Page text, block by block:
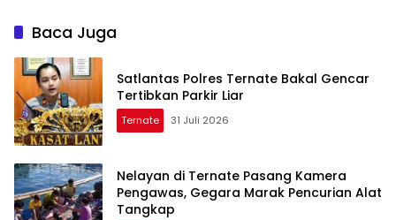
Baca Juga
Satlantas Polres Ternate Bakal Gencar
Tertibkan Parkir Liar
Ternate 31 Juli 2026
Nelayan di Ternate Pasang Kamera
Pengawas, Gegara Marak Pencurian Alat
Tangkap